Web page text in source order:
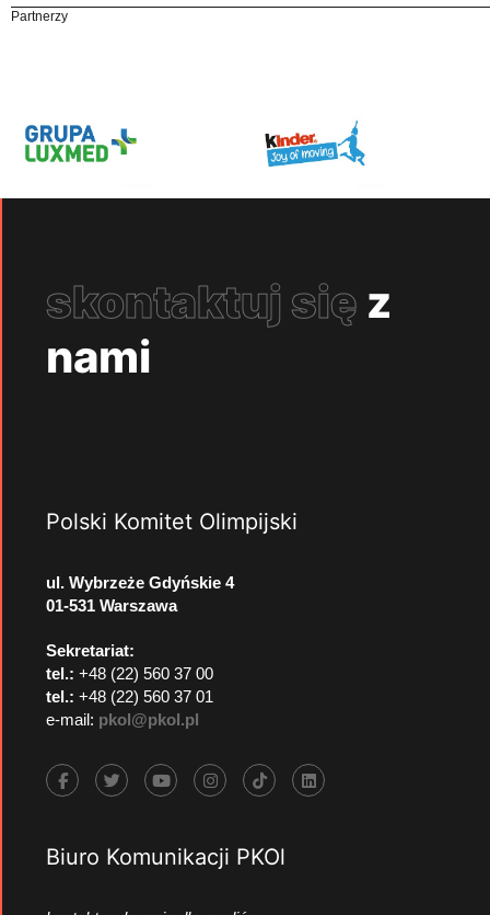
Partnerzy
skontaktuj się z
nami
Polski Komitet Olimpijski
ul. Wybrzeże Gdyńskie 4
01-531 Warszawa
Sekretariat:
tel.: +48 (22) 560 37 00
tel.: +48 (22) 560 37 01
e-mail: pkol@pkol.pl
Biuro Komunikacji PKOl